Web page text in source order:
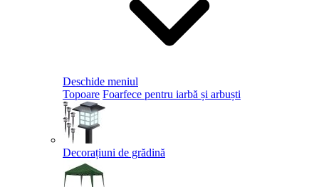
Deschide meniul
Topoare Foarfece pentru iarbă și arbuști
Decorațiuni de grădină